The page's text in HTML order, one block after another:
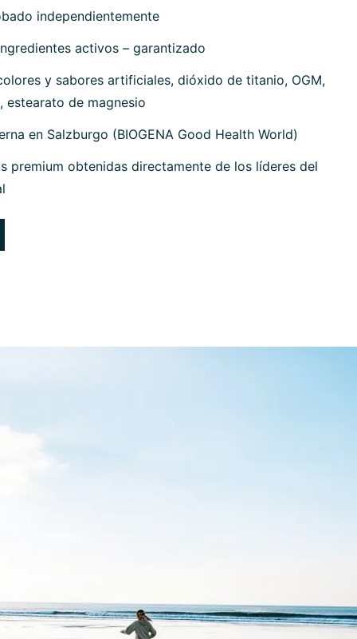
independientemente
activos – garantizado
y sabores artificiales, dióxido de titanio, OGM,
estearato de magnesio
en Salzburgo (BIOGENA Good Health World)
premium obtenidas directamente de los líderes del